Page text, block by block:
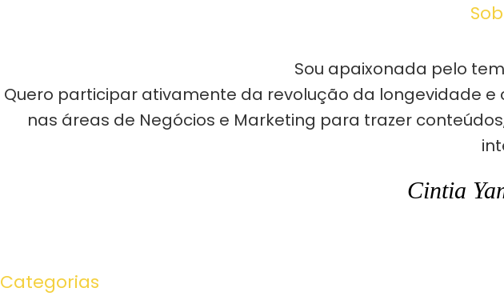
Sou apaixonada pelo
Quero participar ativamente da revolução da longevidade
nas áreas de Negócios e Marketing para trazer
Cintia
Categorias